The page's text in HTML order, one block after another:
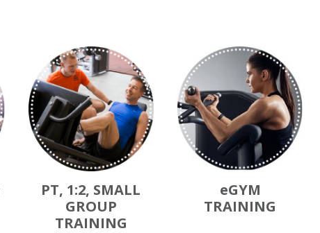
PT, 1:2, SMALL
GROUP
TRAINING
eGYM
TRAINING